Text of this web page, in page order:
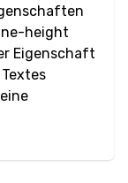
height
Eigenschaft